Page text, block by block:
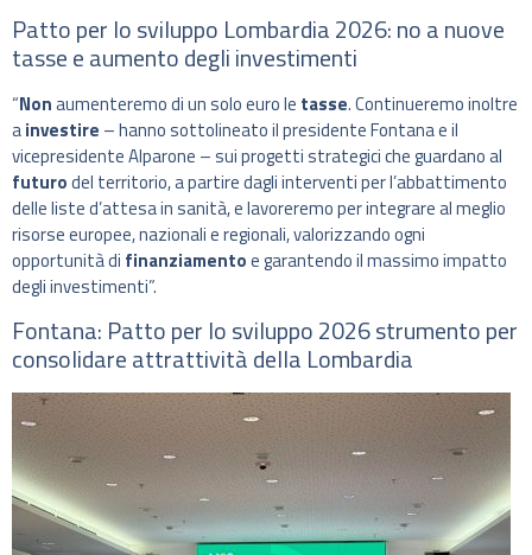
Patto per lo sviluppo Lombardia 2026: no a nuove
tasse e aumento degli investimenti
“Nonaumenteremo di un solo euro le tasse. Continueremo inoltre
ainvestire – hanno sottolineato il presidente Fontana e il
vicepresidente Alparone – sui progetti strategici che guardano al
futurodel territorio, a partire dagli interventi per l’abbattimento
delle liste d’attesa in sanità, e lavoreremo per integrare al meglio
risorse europee, nazionali e regionali, valorizzando ogni
opportunità di finanziamentoe garantendo il massimo impatto
degli investimenti”.
Fontana: Patto per lo sviluppo 2026 strumento per
consolidare attrattività della Lombardia